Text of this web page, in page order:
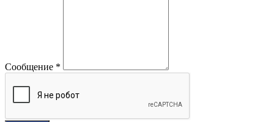
Сообщение *